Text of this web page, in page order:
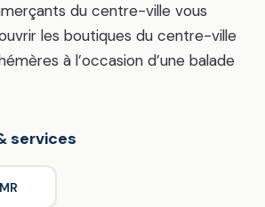
du centre-ville vous
les boutiques du centre-ville
à l’occasion d’une balade
services